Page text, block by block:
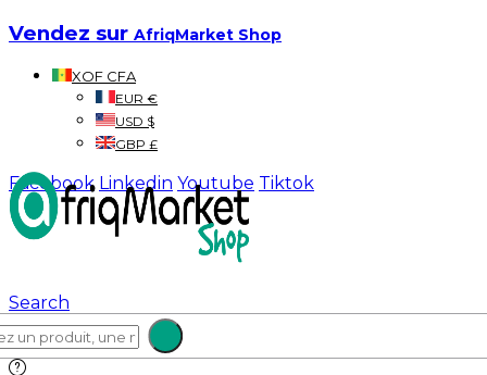
Vendez sur AfriqMarket Shop
XOF CFA
EUR €
USD $
GBP £
Facebook Linkedin Youtube Tiktok
Search